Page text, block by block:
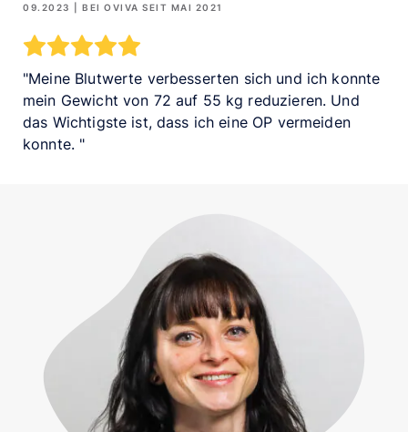
09.2023 | BEI OVIVA SEIT MAI 2021
Meine Blutwerte verbesserten sich und ich konnte
mein Gewicht von 72 auf 55 kg reduzieren. Und
das Wichtigste ist, dass ich eine OP vermeiden
konnte.